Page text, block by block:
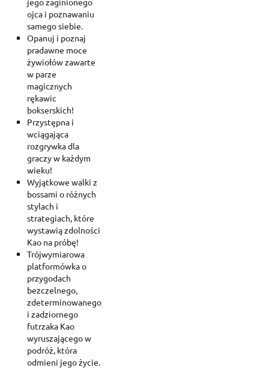
ojca i poznawaniu
samego siebie.
Opanuj i poznaj
pradawne moce
żywiołów zawarte
w parze
magicznych
rękawic
bokserskich!
Przystępna i
wciągająca
rozgrywka dla
graczy w każdym
wieku!
Wyjątkowe walki z
bossami o różnych
stylach i
strategiach, które
wystawią zdolności
Kao na próbę!
Trójwymiarowa
platformówka o
przygodach
bezczelnego,
zdeterminowanego
i zadziornego
futrzaka Kao
wyruszającego w
podróż, która
odmieni jego życie.